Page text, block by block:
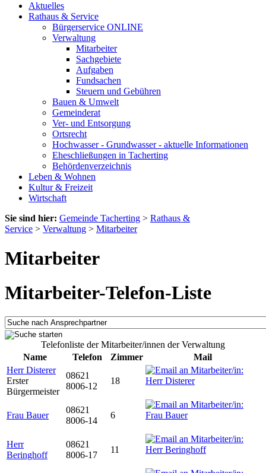
Aktuelles
Rathaus & Service
Bürgerservice ONLINE
Verwaltung
Mitarbeiter
Sachgebiete
Aufgaben
Fundsachen
Steuern und Gebühren
Bauen & Umwelt
Gemeinderat
Ver- und Entsorgung
Ortsrecht
Hochwasser - Grundwasser - aktuelle Informationen
Eheschließungen in Tacherting
Behördenverzeichnis
Leben & Wohnen
Kultur & Freizeit
Wirtschaft
Sie sind hier: Gemeinde Tacherting > Rathaus &
Service > Verwaltung > Mitarbeiter
Mitarbeiter
Mitarbeiter-Telefon-Liste
Telefonliste der Mitarbeiter/innen der Verwaltung
Name
Telefon Zimmer
Mail
Herr Disterer
Erster
Bürgermeister
08621
8006-12
18
Frau Bauer
08621
8006-14
6
Herr
Beringhoff
08621
8006-17
11